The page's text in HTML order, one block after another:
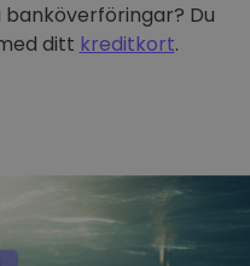
Du
ditt kreditkort.